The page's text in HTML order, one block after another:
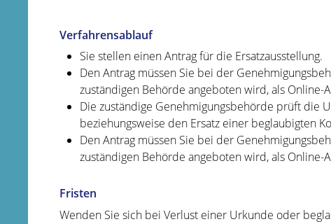
Verfahrensablauf
Sie stellen einen Antrag für die Ersatzausstellung.
Den Antrag müssen Sie bei der
zuständigen Behörde angeboten wird, als Online-
Die zuständige Genehmigungsbehörde prüft die
beziehungsweise den Ersatz einer beglaubigten
Den Antrag müssen Sie bei der
zuständigen Behörde angeboten wird, als Online-
Fristen
Wenden Sie sich bei Verlust einer Urkunde oder